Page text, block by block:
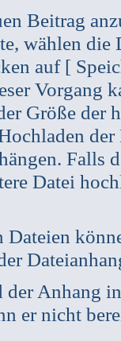
Beitrag
wählen
auf [
Vorgang
Größe der
Falls
Datei
Anhang
er nicht